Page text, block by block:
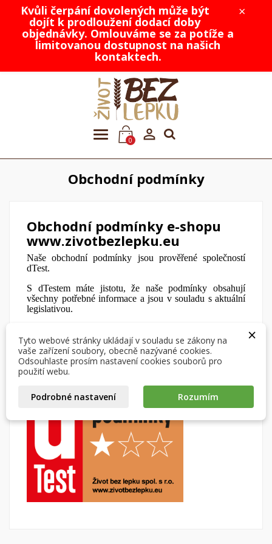
×
Kvůli čerpání dovolených může být
dojít k prodloužení dodací doby
objednávky. Omlouváme se za potíže a
limitovanou dostupnost na našich
kontaktech.
0 
Obchodní podmínky
Obchodní podmínky e-shopu
www.zivotbezlepku.eu
Naše obchodní podmínky jsou prověřené společností
dTest.
S dTestem máte jistotu, že naše podmínky obsahují
všechny potřebné informace a jsou v souladu s aktuální
legislativou.
Naše obchodní podmínky najdete zde.
Můj seznam přání
add_circle_outline Vytvořit nový seznam
((modalTitle))
((confirmMessage))
Vytvořit seznam přání ×
Název seznamu přání
Zrušit Vytvořit seznam přání
Přihlásit se ×
Musíte být přihlášen, abyste si mohli výrobky uložit do
svého seznamu přání.
Přihlásit se
×
Tyto webové stránky ukládají v souladu se zákony na
vaše zařízení soubory, obecně nazývané cookies.
Odsouhlaste prosím nastavení cookies souborů pro
použití webu.
Podrobné nastavení Rozumím